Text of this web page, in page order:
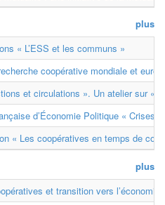
plus
« L’ESS et les communs »
coopérative mondiale et
et circulations ». Un atelier sur «
d’Économie Politique « Crises
« Les coopératives en temps de
plus
et transition vers